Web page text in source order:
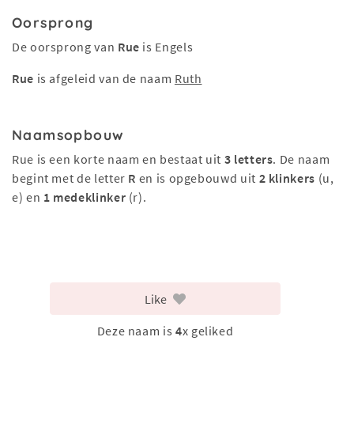
Oorsprong
De oorsprong van Rue is Engels
Rue is afgeleid van de naam Ruth
Naamsopbouw
Rue is een korte naam en bestaat uit 3 letters. De naam
begint met de letter R en is opgebouwd uit 2 klinkers (u,
e) en 1 medeklinker (r).
Like
Deze naam is 4x geliked